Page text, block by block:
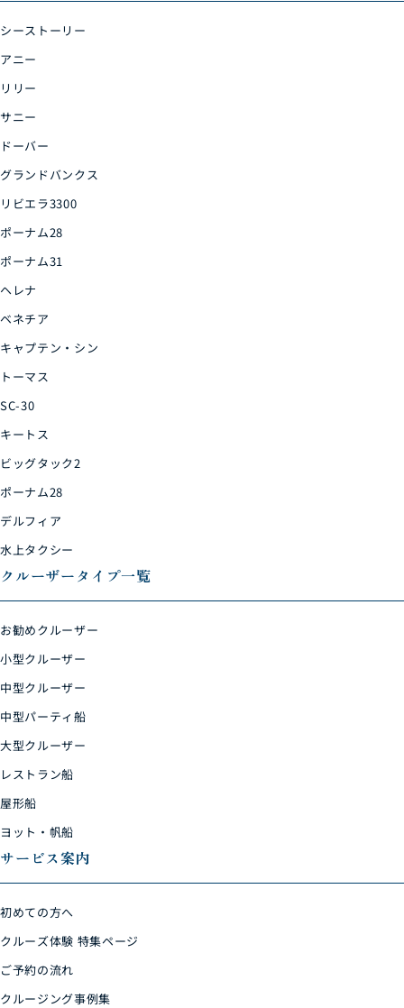
シーストーリー
アニー
リリー
サニー
ドーバー
グランドバンクス
リビエラ3300
ポーナム28
ポーナム31
ヘレナ
ベネチア
キャプテン・シン
トーマス
SC-30
キートス
ビッグタック2
ポーナム28
デルフィア
水上タクシー
クルーザータイプ一覧
お勧めクルーザー
小型クルーザー
中型クルーザー
中型パーティ船
大型クルーザー
レストラン船
屋形船
ヨット・帆船
サービス案内
初めての方へ
クルーズ体験 特集ページ
ご予約の流れ
クルージング事例集